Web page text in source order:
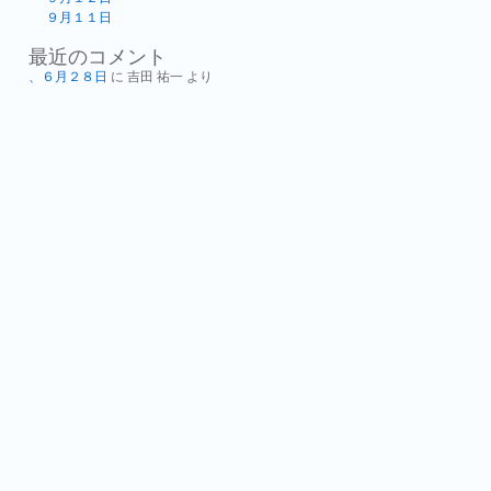
９月１１日
最近のコメント
、６月２８日 に 吉田 祐一 より